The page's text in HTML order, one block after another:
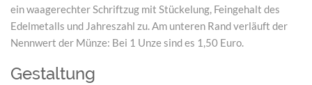
ein waagerechter Schriftzug mit Stückelung, Feingehalt des
Edelmetalls und Jahreszahl zu. Am unteren Rand verläuft der
Nennwert der Münze: Bei 1 Unze sind es 1,50 Euro.
Gestaltung